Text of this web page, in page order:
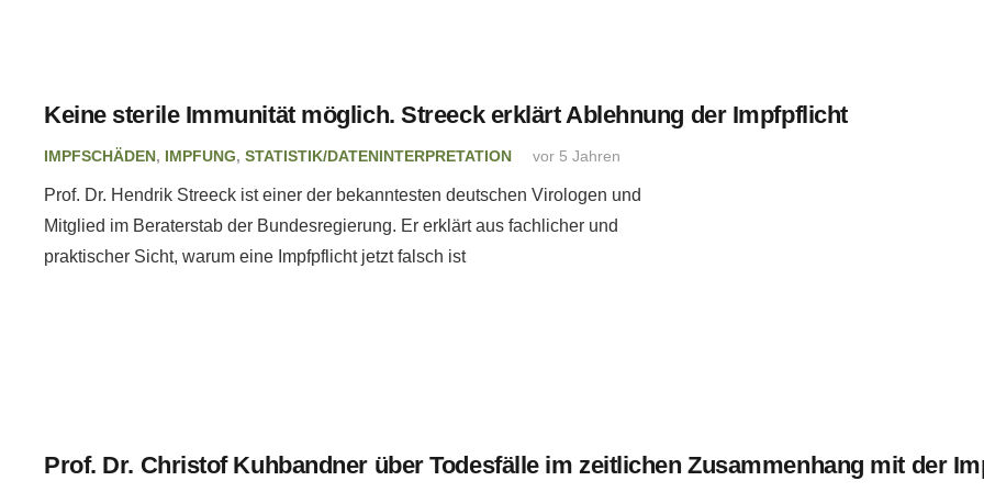
Keine sterile Immunität möglich. Streeck erklärt Ablehnung der Impfpflicht
IMPFSCHÄDEN, IMPFUNG, STATISTIK/DATENINTERPRETATION vor 5 Jahren
Prof. Dr. Hendrik Streeck ist einer der bekanntesten deutschen Virologen und
Mitglied im Beraterstab der Bundesregierung. Er erklärt aus fachlicher und
praktischer Sicht, warum eine Impfpflicht jetzt falsch ist
Prof. Dr. Christof Kuhbandner über Todesfälle im zeitlichen Zusammenhang mit der